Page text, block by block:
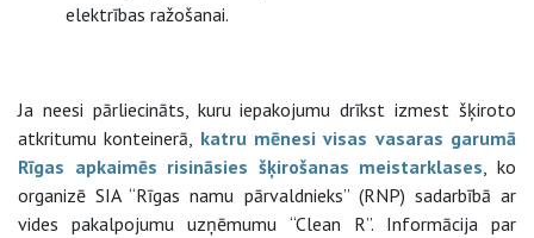
elektrības ražošanai.
Ja neesi pārliecināts, kuru iepakojumu drīkst izmest šķiroto
atkritumu konteinerā, katru mēnesi visas vasaras garumā
Rīgas apkaimēs risināsies šķirošanas meistarklases, ko
organizē SIA “Rīgas namu pārvaldnieks” (RNP) sadarbībā ar
vides pakalpojumu uzņēmumu “Clean R”. Informācija par